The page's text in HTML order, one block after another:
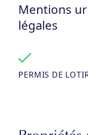
Mentions
légales
PERMIS DE